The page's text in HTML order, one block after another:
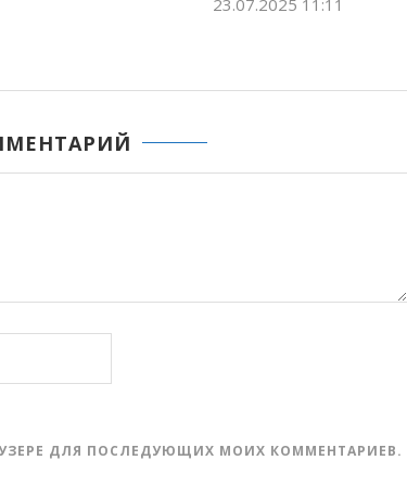
ДЛЯ ПОСЛЕДУЮЩИХ МОИХ КОММЕНТАРИЕВ.